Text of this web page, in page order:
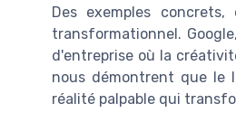
Des exemples
transformationnel.
d'entreprise où la
nous démontrent que le
réalité palpable qui